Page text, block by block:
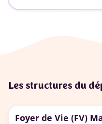
Les structures du
Foyer de Vie (FV)